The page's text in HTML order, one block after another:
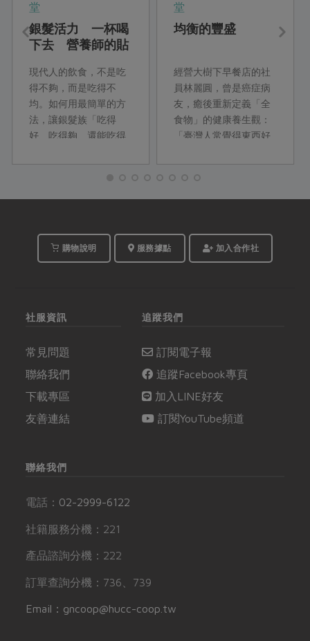
堂
銀髮活力 一杯喝
下去 營養師的貼
現代人的飲食，不是吃
得不夠，而是吃得不
均。如何用最簡單的方
法，讓銀髮族「吃得
好、吃得夠、還能吃得
別邀請資深營養師柯蘊
慧，從最新的營養調查
出發，設計以「飲品」
心，幫銀髮族補足常見
的營養缺口。
堂
均衡的豐盛
經營大樹下早餐店的社
員林麗圓，曾是癌症病
友，癒後重新定義「全
食物」的健康養生觀：
「臺灣人常覺得東西好
就隨便吃，其實所謂的
且量不對就不行。如果
購物說明 服務據點 加入合作社
社服資訊
常見問題
聯絡我們
下載專區
友善連結
追蹤我們
訂閱電子報
追蹤Facebook專頁
加入LINE好友
訂閱YouTube頻道
聯絡我們
電話： 02-2999-6122
社籍服務分機：221
產品諮詢分機：222
訂單查詢分機：736、739
Email：gncoop@hucc-coop.tw